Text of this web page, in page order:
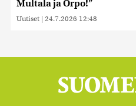
Multala ja Orpo!”
Uutiset | 24.7.2026 12:48